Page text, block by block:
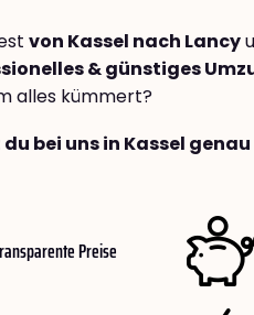
von Kassel nach Lancy
& günstiges
alles kümmert?
bei uns in Kassel
Preise